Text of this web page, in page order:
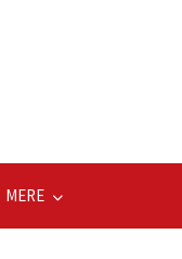
MERE